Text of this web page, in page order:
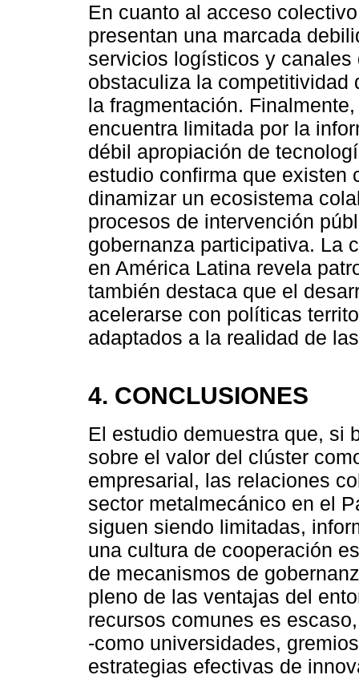
En cuanto al acceso
presentan una marcada
servicios logísticos y
obstaculiza la competitividad
la fragmentación.
encuentra limitada por la
débil apropiación de
estudio confirma que existen
dinamizar un ecosistema
procesos de intervención
gobernanza participativa. La
en América Latina revela
también destaca que el
acelerarse con políticas
adaptados a la realidad de
4. CONCLUSIONES
El estudio demuestra que, si
sobre el valor del clúster
empresarial, las relaciones
sector metalmecánico en el
siguen siendo limitadas,
una cultura de cooperación
de mecanismos de
pleno de las ventajas del
recursos comunes es
-como universidades,
estrategias efectivas de